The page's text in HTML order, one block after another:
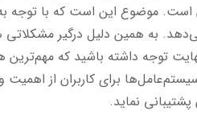
است. موضوع این است که با توجه
به همین دلیل درگیر
توجه داشته باشید که
برای کاربران از
نماید.